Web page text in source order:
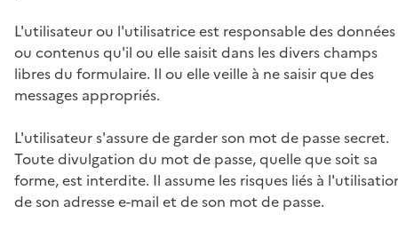
L'utilisateur ou l'utilisatrice est responsable des données
ou contenus qu'il ou elle saisit dans les divers champs
libres du formulaire. Il ou elle veille à ne saisir que des
messages appropriés.
L'utilisateur s'assure de garder son mot de passe secret.
Toute divulgation du mot de passe, quelle que soit sa
forme, est interdite. Il assume les risques liés à
de son adresse e-mail et de son mot de passe.